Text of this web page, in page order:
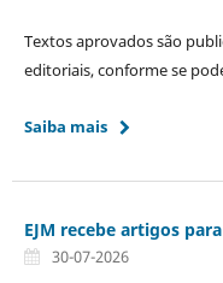
Textos aprovados são
editoriais, conforme se
Saiba mais
EJM recebe artigos
30-07-2026